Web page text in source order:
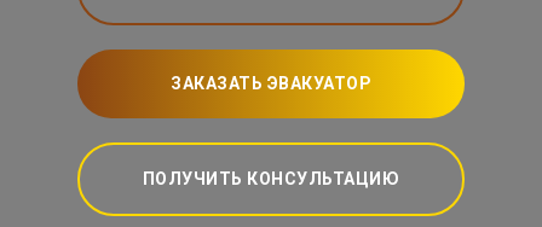
ЗАКАЗАТЬ ЭВАКУАТОР
ПОЛУЧИТЬ КОНСУЛЬТАЦИЮ